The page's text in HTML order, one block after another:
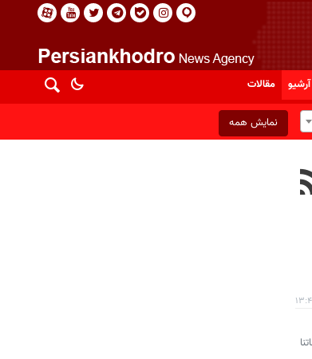
آرشیو مقالات
نمایش همه